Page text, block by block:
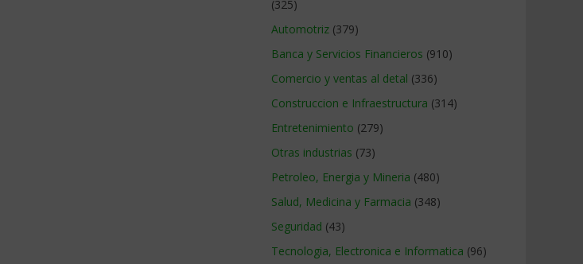
(325)
Automotriz (379)
Banca y Servicios Financieros (910)
Comercio y ventas al detal (336)
Construccion e Infraestructura (314)
Entretenimiento (279)
Otras industrias (73)
Petroleo, Energia y Mineria (480)
Salud, Medicina y Farmacia (348)
Seguridad (43)
Tecnologia, Electronica e Informatica (96)